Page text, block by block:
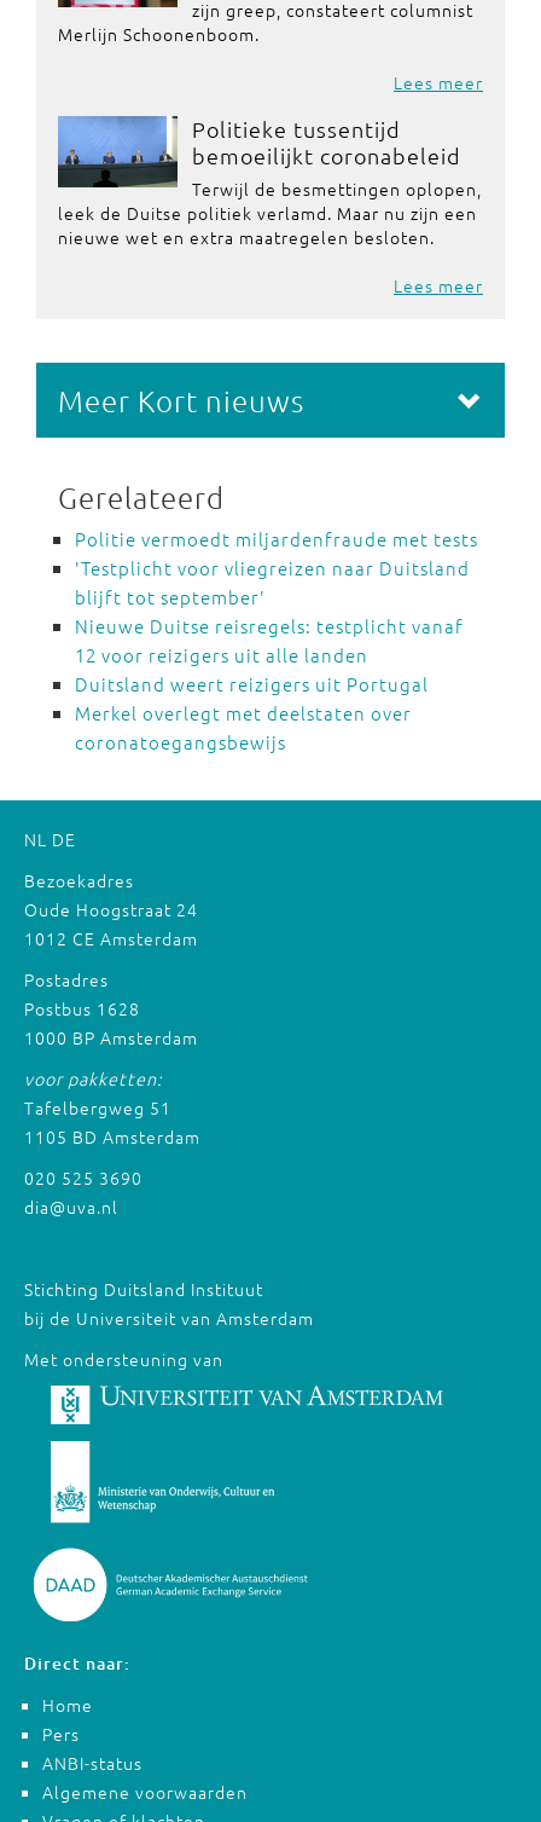
zijn greep, constateert columnist
Merlijn Schoonenboom.
Lees meer
Politieke tussentijd
bemoeilijkt coronabeleid
Terwijl de besmettingen oplopen,
leek de Duitse politiek verlamd. Maar nu zijn een
nieuwe wet en extra maatregelen besloten.
Lees meer
Meer Kort nieuws
Gerelateerd
Politie vermoedt miljardenfraude met tests
'Testplicht voor vliegreizen naar Duitsland
blijft tot september'
Nieuwe Duitse reisregels: testplicht vanaf
12 voor reizigers uit alle landen
Duitsland weert reizigers uit Portugal
Merkel overlegt met deelstaten over
coronatoegangsbewijs
NL DE
Bezoekadres
Oude Hoogstraat 24
1012 CE Amsterdam
Postadres
Postbus 1628
1000 BP Amsterdam
voor pakketten:
Tafelbergweg 51
1105 BD Amsterdam
020 525 3690
dia@uva.nl
Stichting Duitsland Instituut
bij de Universiteit van Amsterdam
Met ondersteuning van
Direct naar:
Home
Pers
ANBI-status
Algemene voorwaarden